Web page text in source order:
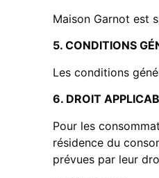
Maison Garnot est
5. CONDITIONS
Les conditions
6. DROIT
Pour les
résidence du
prévues par leur